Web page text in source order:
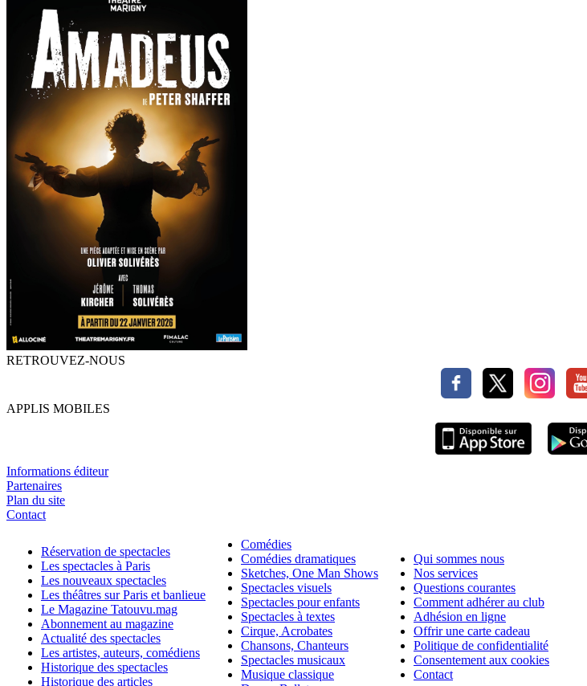
RETROUVEZ-NOUS
APPLIS MOBILES
Informations éditeur
Partenaires
Plan du site
Contact
Réservation de spectacles
Les spectacles à Paris
Les nouveaux spectacles
Les théâtres sur Paris et banlieue
Le Magazine Tatouvu.mag
Abonnement au magazine
Actualité des spectacles
Les artistes, auteurs, comédiens
Historique des spectacles
Historique des articles
Comédies
Comédies dramatiques
Sketches, One Man Shows
Spectacles visuels
Spectacles pour enfants
Spectacles à textes
Cirque, Acrobates
Chansons, Chanteurs
Spectacles musicaux
Musique classique
Qui sommes nous
Nos services
Questions courantes
Comment adhérer au club
Adhésion en ligne
Offrir une carte cadeau
Politique de confidentialité
Consentement aux cookies
Contact